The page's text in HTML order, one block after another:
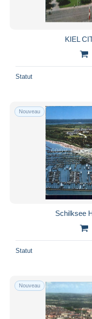
KIEL
Statut
Nouveau
Schilksee
Statut
Nouveau